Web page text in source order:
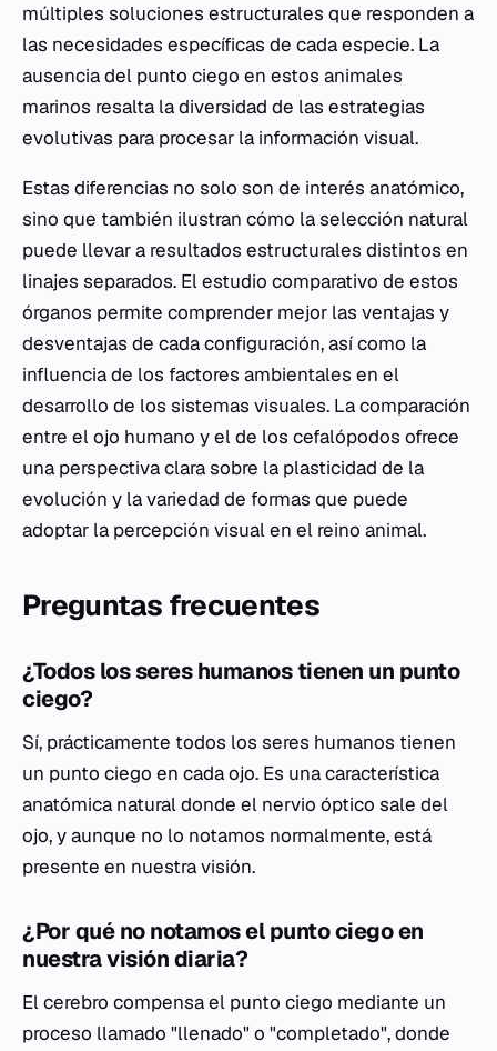
múltiples soluciones estructurales que responden a
las necesidades específicas de cada especie. La
ausencia del punto ciego en estos animales
marinos resalta la diversidad de las estrategias
evolutivas para procesar la información visual.
Estas diferencias no solo son de interés anatómico,
sino que también ilustran cómo la selección natural
puede llevar a resultados estructurales distintos en
linajes separados. El estudio comparativo de estos
órganos permite comprender mejor las ventajas y
desventajas de cada configuración, así como la
influencia de los factores ambientales en el
desarrollo de los sistemas visuales. La comparación
entre el ojo humano y el de los cefalópodos ofrece
una perspectiva clara sobre la plasticidad de la
evolución y la variedad de formas que puede
adoptar la percepción visual en el reino animal.
Preguntas frecuentes
¿Todos los seres humanos tienen un punto
ciego?
Sí, prácticamente todos los seres humanos tienen
un punto ciego en cada ojo. Es una característica
anatómica natural donde el nervio óptico sale del
ojo, y aunque no lo notamos normalmente, está
presente en nuestra visión.
¿Por qué no notamos el punto ciego en
nuestra visión diaria?
El cerebro compensa el punto ciego mediante un
proceso llamado "llenado" o "completado", donde